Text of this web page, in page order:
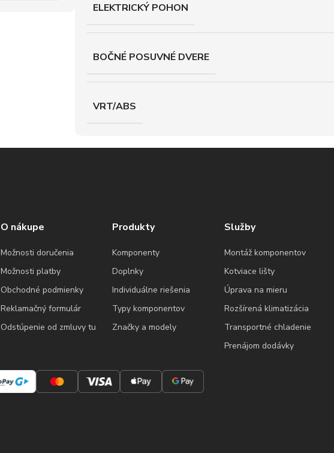
ELEKTRICKÝ POHON
BOČNÉ POSUVNÉ DVERE
VRT/ABS
O nákupe
Možnosti doručenia
Možnosti platby
Obchodné podmienky
Reklamačný formulár
Odstúpenie od zmluvy tu
Produkty
Komponenty
Doplnky
Individuálne riešenia
Typy komponentov
Značky a modely
Služby
Montáž komponentov
Kotviace lišty
Úprava na mieru
Rozšírená klimatizácia
Transportné chladenie
Prenájom dodávky